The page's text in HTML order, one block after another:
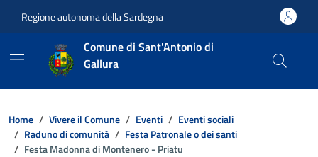
Regione autonoma della Sardegna
Comune di Sant'Antonio di
Gallura
Home Vivere il Comune Eventi
Eventi sociali
Raduno di comunità
Festa Patronale o dei santi
Festa Madonna di Montenero - Priatu